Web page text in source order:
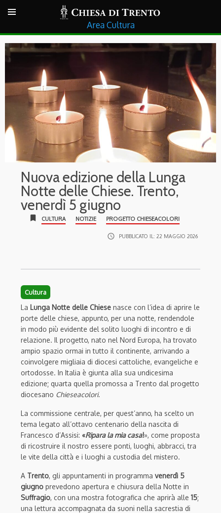
Cultura
Nuova edizione della Lunga
Notte delle Chiese. Trento,
venerdì 5 giugno
bookmark CULTURA NOTIZIE PROGETTO CHIESEACOLORI
access_time PUBBLICATO IL: 22 MAGGIO 2026
Cultura
La Lunga Notte delle Chiese nasce con l’idea di aprire le
porte delle chiese, appunto, per una notte, rendendole
in modo più evidente del solito luoghi di incontro e di
relazione. Il progetto, nato nel Nord Europa, ha trovato
ampio spazio ormai in tutto il continente, arrivando a
coinvolgere migliaia di diocesi cattoliche, evangeliche e
ortodosse. In Italia è giunta alla sua undicesima
edizione; quarta quella promossa a Trento dal progetto
diocesano Chieseacolori.
La commissione centrale, per quest’anno, ha scelto un
tema legato all’ottavo centenario della nascita di
Francesco d’Assisi: «Ripara la mia casa!», come proposta
di ricostruire il nostro essere ponti, luoghi, abbracci, tra
le vite della città e i luoghi a custodia del mistero.
A Trento, gli appuntamenti in programma venerdì 5
giugno prevedono apertura e chiusura della Notte in
Suffragio, con una mostra fotografica che aprirà alle 15;
una lettura accompagnata da suoni nella sacrestia di